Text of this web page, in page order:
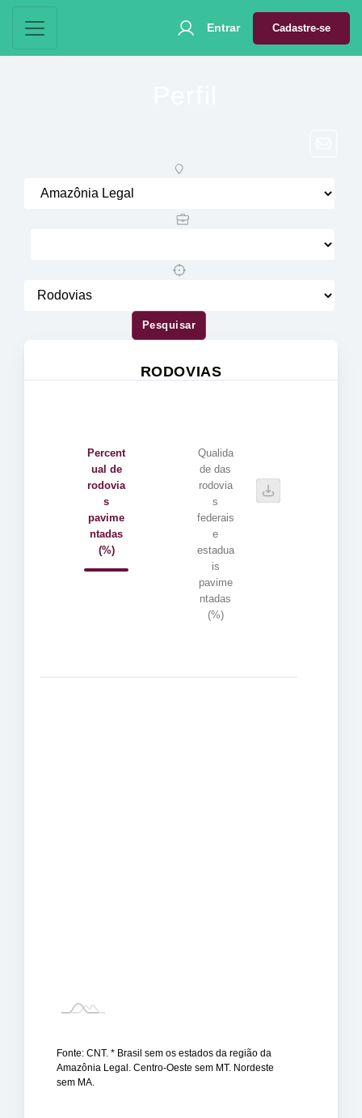
Entrar Cadastre-se
Pesquisar
RODOVIAS
Percent
ual de
rodovia
s
pavime
ntadas
(%)
Qualida
de das
rodovia
s
federais
e
estadua
is
pavime
ntadas
(%)
Fonte: CNT. * Brasil sem os estados da região da
Amazônia Legal. Centro-Oeste sem MT. Nordeste
sem MA.